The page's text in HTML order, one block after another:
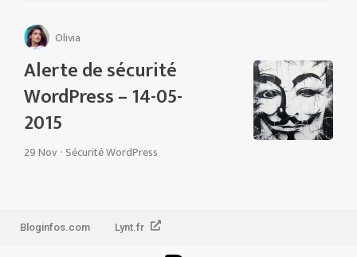
Olivia
Alerte de sécurité
WordPress – 14-05-
2015
29 Nov · Sécurité WordPress
Bloginfos.com Lynt.fr